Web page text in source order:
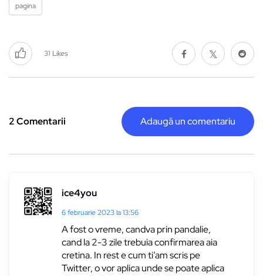
pagina
31 Likes
2 Comentarii Adaugă un comentariu
ice4you
6 februarie 2023 la 13:56
A fost o vreme, candva prin pandalie,
cand la 2-3 zile trebuia confirmarea aia
cretina. In rest e cum ti’am scris pe
Twitter, o vor aplica unde se poate aplica